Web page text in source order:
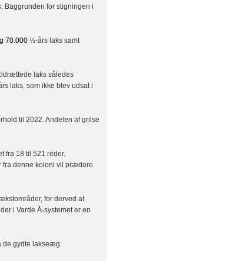
Baggrunden for stigningen i
70.000 ½-års laks samt
laks således
laks, som ikke blev udsat i
til 2022. Andelen af grilse
fra 18 til 521 reder.
fra denne koloni vil prædere
for derved at
i Varde Å-systemet er en
de gydte lakseæg.